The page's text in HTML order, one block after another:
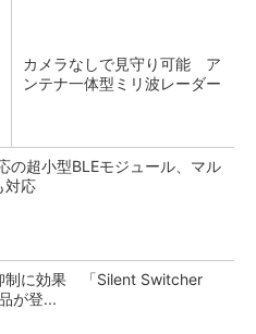
カメラなしで見守り可能 ア
ンテナ一体型ミリ波レーダー
の超小型BLEモジュール、マル
対応
制に効果 「Silent Switcher
が登...